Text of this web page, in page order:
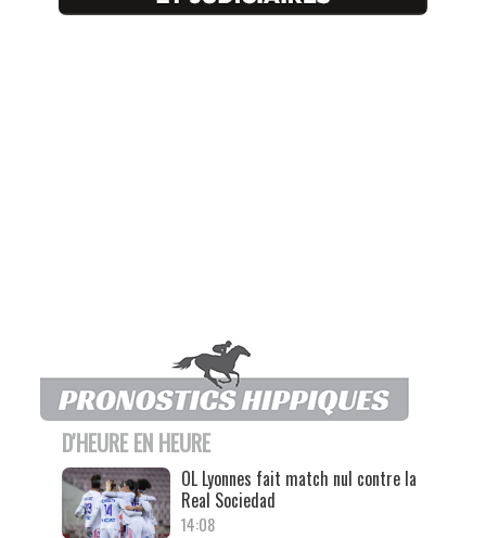
D'HEURE EN HEURE
OL Lyonnes fait match nul contre la
Real Sociedad
14:08